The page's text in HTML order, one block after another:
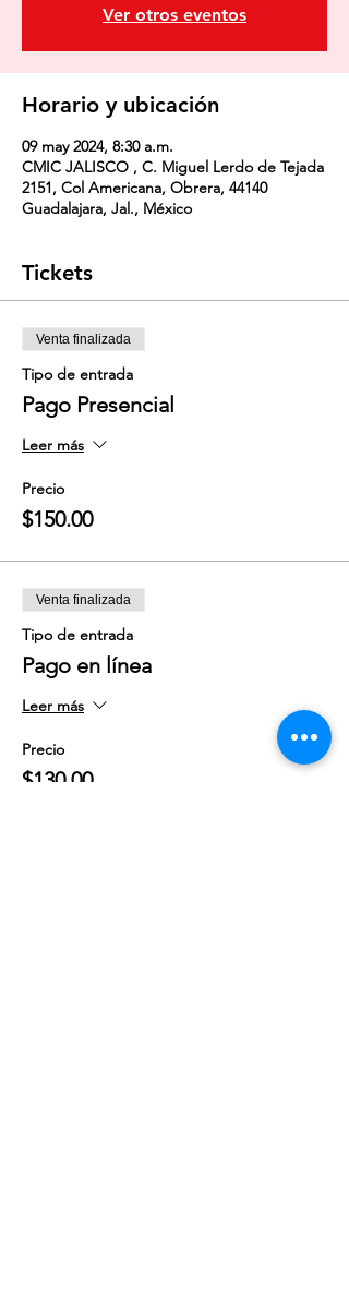
Ver otros eventos
Horario y ubicación
09 may 2024, 8:30 a.m.
CMIC JALISCO , C. Miguel Lerdo de Tejada
2151, Col Americana, Obrera, 44140
Guadalajara, Jal., México
Tickets
Venta finalizada
Tipo de entrada
Pago Presencial
Leer más
Precio
$150.00
Venta finalizada
Tipo de entrada
Pago en línea
Leer más
Precio
$130.00